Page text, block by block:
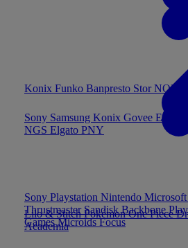
Konix Funko Banpresto Stor
Sony Playstation Nintendo
Thrustmaster SandiskBackbone
GamesMicroidsFocus
Lilo & StitchPokémonOne Piece
Academia
Sony Samsung Konix Govee
NGS Elgato PNY